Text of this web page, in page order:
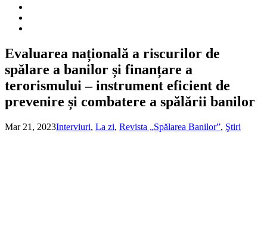
Evaluarea națională a riscurilor de
spălare a banilor și finanțare a
terorismului – instrument eficient de
prevenire și combatere a spălării banilor
Mar 21, 2023Interviuri, La zi, Revista „Spălarea Banilor”, Ştiri